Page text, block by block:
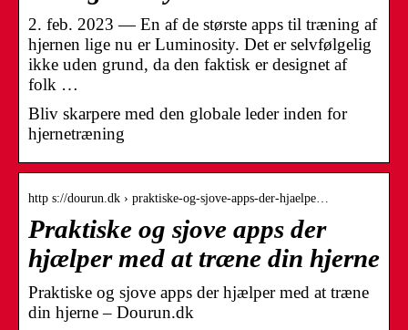
2. feb. 2023 — En af de største apps til træning af
hjernen lige nu er Luminosity. Det er selvfølgelig
ikke uden grund, da den faktisk er designet af
folk …
Bliv skarpere med den globale leder inden for
hjernetræning
http s://dourun.dk › praktiske-og-sjove-apps-der-hjaelpe…
Praktiske og sjove apps der
hjælper med at træne din hjerne
Praktiske og sjove apps der hjælper med at træne
din hjerne – Dourun.dk